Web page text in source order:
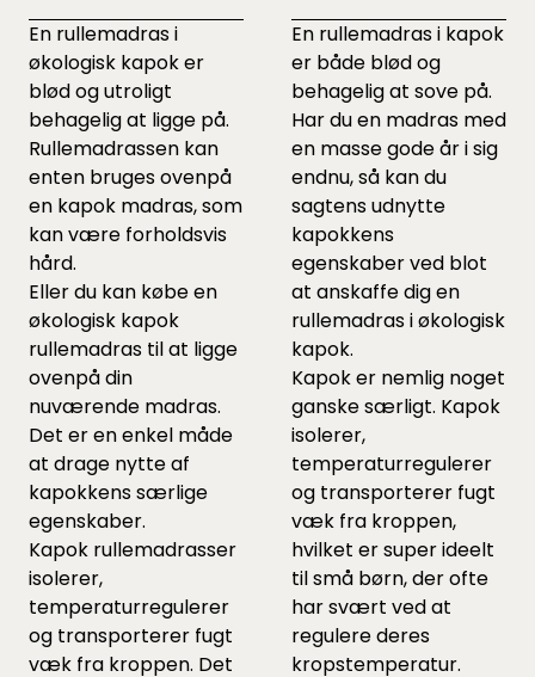
En rullemadras i
økologisk kapok er
blød og utroligt
behagelig at ligge på.
Rullemadrassen kan
enten bruges ovenpå
en kapok madras, som
kan være forholdsvis
hård.
Eller du kan købe en
økologisk kapok
rullemadras til at ligge
ovenpå din
nuværende madras.
Det er en enkel måde
at drage nytte af
kapokkens særlige
egenskaber.
Kapok rullemadrasser
isolerer,
temperaturregulerer
og transporterer fugt
væk fra kroppen. Det
En rullemadras i kapok
er både blød og
behagelig at sove på.
Har du en madras med
en masse gode år i sig
endnu, så kan du
sagtens udnytte
kapokkens
egenskaber ved blot
at anskaffe dig en
rullemadras i økologisk
kapok.
Kapok er nemlig noget
ganske særligt. Kapok
isolerer,
temperaturregulerer
og transporterer fugt
væk fra kroppen,
hvilket er super ideelt
til små børn, der ofte
har svært ved at
regulere deres
kropstemperatur.